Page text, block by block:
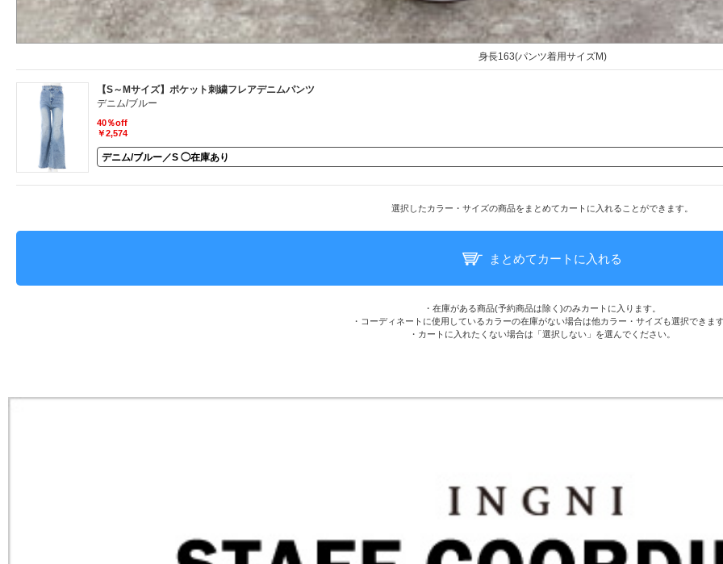
身長163(パンツ着用サイズM)
【S～Mサイズ】ポケット刺繍フレアデニムパンツ
デニム/ブルー
40％off
￥2,574
選択したカラー・サイズの商品をまとめてカートに入れることができます。
まとめてカートに入れる
・在庫がある商品(予約商品は除く)のみカートに入ります。
・コーディネートに使用しているカラーの在庫がない場合は他カラー・サイズも選択できま
・カートに入れたくない場合は「選択しない」を選んでください。